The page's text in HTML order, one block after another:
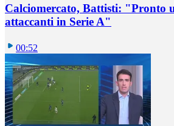
Calciomercato, Battisti: "Pronto
attaccanti in Serie A"
00:52